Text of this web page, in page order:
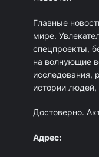
Главные
мире.
спецпроекты,
на волнующие
исследования,
истории
Достоверно.
Адрес: